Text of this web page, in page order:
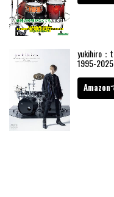
yukihiro：
1995-
Amazon